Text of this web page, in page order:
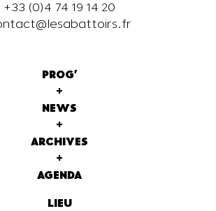
+33 (0)4 74 19 14 20
PROG'
+
NEWS
+
ARCHIVES
+
AGENDA
LIEU